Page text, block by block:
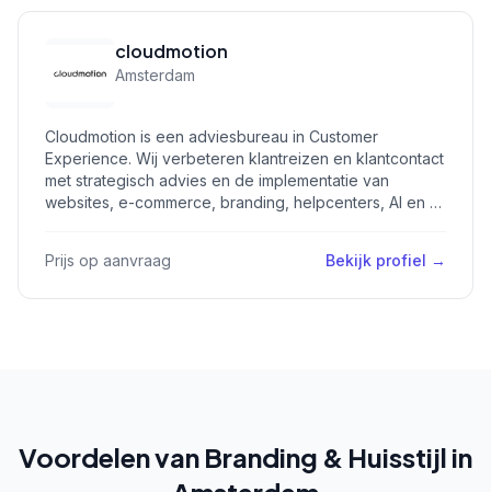
cloudmotion
Amsterdam
Cloudmotion is een adviesbureau in Customer
Experience. Wij verbeteren klantreizen en klantcontact
met strategisch advies en de implementatie van
websites, e-commerce, branding, helpcenters, AI en …
Prijs op aanvraag Bekijk profiel →
Voordelen van Branding & Huisstijl in